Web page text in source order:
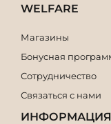
WELFARE
Магазины
Бонусная
Сотрудничество
Связаться с нами
ИНФОРМАЦИЯ